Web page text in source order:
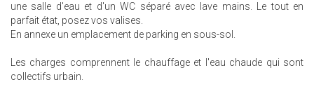
une salle d'eau et d'un WC séparé avec lave mains. Le tout en
parfait état, posez vos valises.
En annexe un emplacement de parking en sous-sol.
Les charges comprennent le chauffage et l'eau chaude qui sont
collectifs urbain.